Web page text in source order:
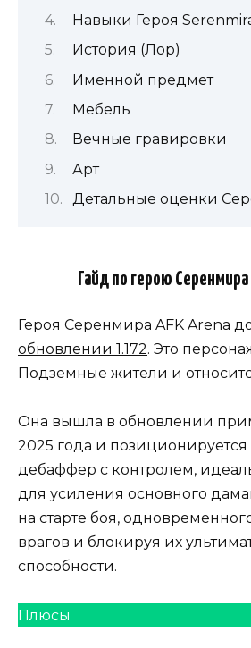
Навыки Героя
История (Лор)
Именной предмет
Мебель
Вечные гравировки
Арт
Детальные оценки
Гайд по герою
Героя Серенмира AFK Arena
обновлении 1.172. Это
Подземные жители и
Она вышла в обновлении
2025 года и
дебаффер с контролем,
для усиления основного
на старте боя,
врагов и блокируя их
способности.
Плюсы